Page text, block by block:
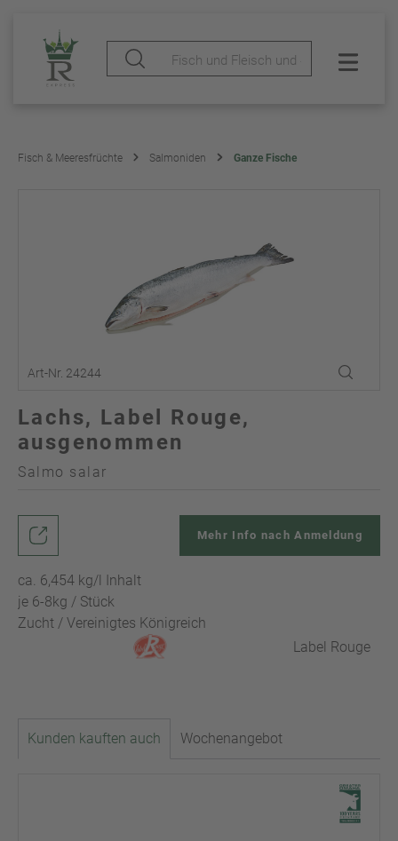
Fisch & Meeresfrüchte Salmoniden Ganze Fische
Art-Nr. 24244
Lachs, Label Rouge,
ausgenommen
Salmo salar
ca. 6,454 kg/l Inhalt
je 6-8kg / Stück
Zucht / Vereinigtes Königreich
Label Rouge
Mehr Info nach Anmeldung
Kunden kauften auch Wochenangebot